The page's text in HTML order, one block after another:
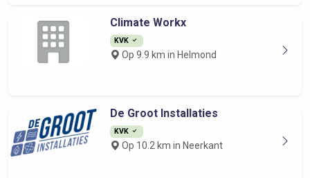
Climate Workx
KVK
Op 9.9 km in Helmond
De Groot Installaties
KVK
Op 10.2 km in Neerkant